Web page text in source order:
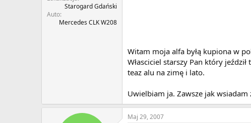
Starogard Gdański
Auto
Mercedes CLK W208
Witam moja alfa byłą kupiona w
Własciciel starszy Pan który
teaz alu na zimę i lato.
Uwielbiam ja. Zawsze jak wsiadam
Maj 29, 2007